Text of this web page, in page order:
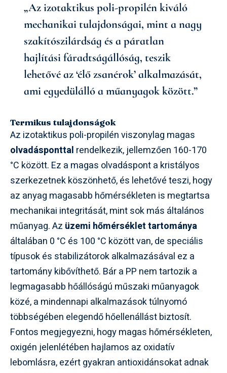
„Az izotaktikus poli-propilén kiváló
mechanikai tulajdonságai, mint a nagy
szakítószilárdság és a páratlan
hajlítási fáradtságállóság, teszik
lehetővé az ‘élő zsanérok’ alkalmazását,
ami egyedülálló a műanyagok között.”
Termikus tulajdonságok
Az izotaktikus poli-propilén viszonylag magas
olvadásponttal rendelkezik, jellemzően 160-170
°C között. Ez a magas olvadáspont a kristályos
szerkezetnek köszönhető, és lehetővé teszi, hogy
az anyag magasabb hőmérsékleten is megtartsa
mechanikai integritását, mint sok más általános
műanyag. Az üzemi hőmérséklet tartománya
általában 0 °C és 100 °C között van, de speciális
típusok és stabilizátorok alkalmazásával ez a
tartomány kibővíthető. Bár a PP nem tartozik a
legmagasabb hőállóságú műszaki műanyagok
közé, a mindennapi alkalmazások túlnyomó
többségében elegendő hőellenállást biztosít.
Fontos megjegyezni, hogy magas hőmérsékleten,
oxigén jelenlétében hajlamos az oxidatív
lebomlásra, ezért gyakran antioxidánsokat adnak